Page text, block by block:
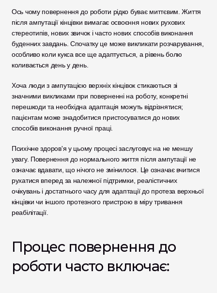
Ось чому повернення до роботи рідко буває миттєвим. Життя
після ампутації кінцівки вимагає освоєння нових рухових
стереотипів, нових звичок і часто нових способів виконання
буденних завдань. Спочатку це може викликати розчарування,
особливо коли кукса все ще адаптується, а рівень болю
коливається день у день.
Хоча люди з ампутацією верхніх кінцівок стикаються зі
значними викликами при поверненні на роботу, конкретні
перешкоди та необхідна адаптація можуть відрізнятися;
пацієнтам може знадобитися пристосуватися до нових
способів виконання ручної праці.
Психічне здоров'я у цьому процесі заслуговує на не меншу
увагу. Повернення до нормального життя після ампутації не
означає вдавати, що нічого не змінилося. Це означає вчитися
рухатися вперед за належної підтримки, реалістичних
очікувань і достатнього часу для адаптації до протеза верхньої
кінцівки чи іншого протезного пристрою в міру тривання
реабілітації.
Процес повернення до
роботи часто включає: